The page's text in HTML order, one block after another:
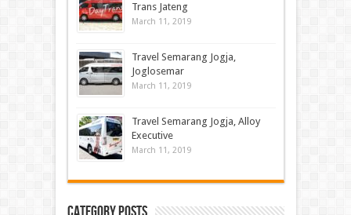
Trans Jateng
March 11, 2019
Travel Semarang Jogja,
Joglosemar
March 11, 2019
Travel Semarang Jogja, Alloy
Executive
March 11, 2019